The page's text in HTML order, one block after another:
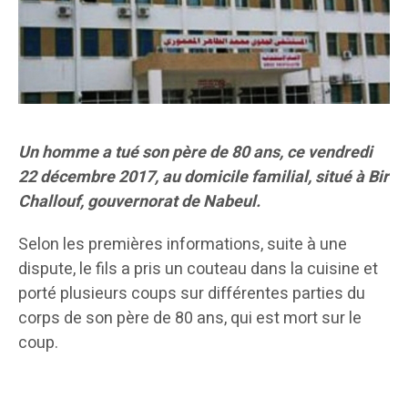
Un homme a tué son père de 80 ans, ce vendredi
22 décembre 2017, au domicile familial, situé à Bir
Challouf, gouvernorat de Nabeul.
Selon les premières informations, suite à une
dispute, le fils a pris un couteau dans la cuisine et
porté plusieurs coups sur différentes parties du
corps de son père de 80 ans, qui est mort sur le
coup.